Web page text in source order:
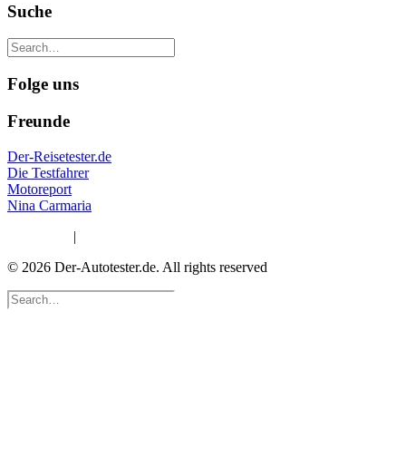
Suche
Folge uns
Freunde
Der-Reisetester.de
Die Testfahrer
Motoreport
Nina Carmaria
|
© 2026 Der-Autotester.de. All rights reserved